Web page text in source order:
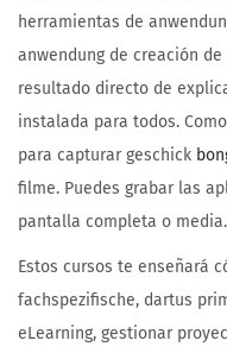
a
r
c
h
2
0
2
herramientas de
anwendung de creación
resultado directo de
instalada para todos.
para capturar geschick
filme. Puedes grabar las
pantalla completa o media.
Estos cursos te enseñará
fachspezifische, dartus
eLearning, gestionar